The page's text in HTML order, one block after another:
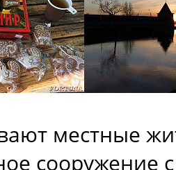
местные
сооружение